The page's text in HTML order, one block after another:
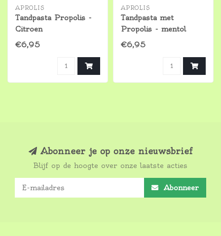
APROLIS
Tandpasta Propolis -
Citroen
€6,95
APROLIS
Tandpasta met
Propolis - mentol
€6,95
Abonneer je op onze nieuwsbrief
Blijf op de hoogte over onze laatste acties
Abonneer